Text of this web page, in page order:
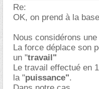
Re:
OK, on prend à la base
Nous considérons
La force déplace son
un "travail"
Le travail effectué en
la "puissance".